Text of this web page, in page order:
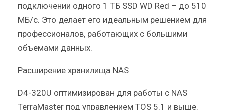
подключении одного 1 ТБ SSD WD Red – до 510
МБ/с. Это делает его идеальным решением для
профессионалов, работающих с большими
объемами данных.
Расширение хранилища NAS
D4-320U оптимизирован для работы с NAS
TerraMaster под управлением TOS 5.1 и выше.